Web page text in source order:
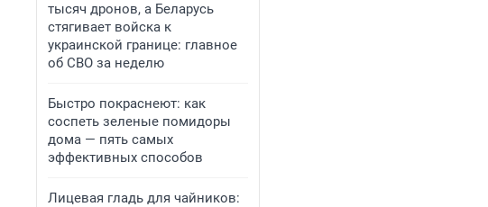
тысяч дронов, а Беларусь
стягивает войска к
украинской границе: главное
об СВО за неделю
Быстро покраснеют: как
соспеть зеленые помидоры
дома — пять самых
эффективных способов
Лицевая гладь для чайников: